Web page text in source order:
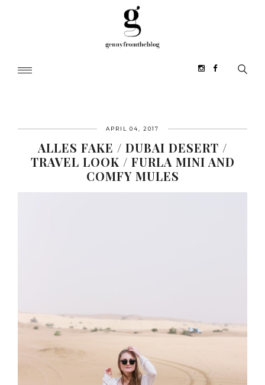
APRIL 04, 2017
ALLES FAKE / DUBAI DESERT /
TRAVEL LOOK / FURLA MINI AND
COMFY MULES